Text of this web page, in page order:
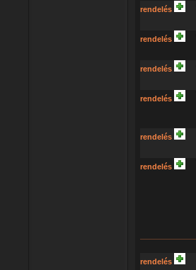
rendelés
rendelés
rendelés
rendelés
rendelés
rendelés
rendelés